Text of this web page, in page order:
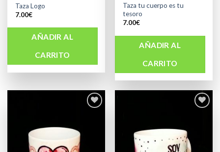
Taza Logo
7.00€
AÑADIR AL
CARRITO
Taza tu cuerpo es tu
tesoro
7.00€
AÑADIR AL
CARRITO